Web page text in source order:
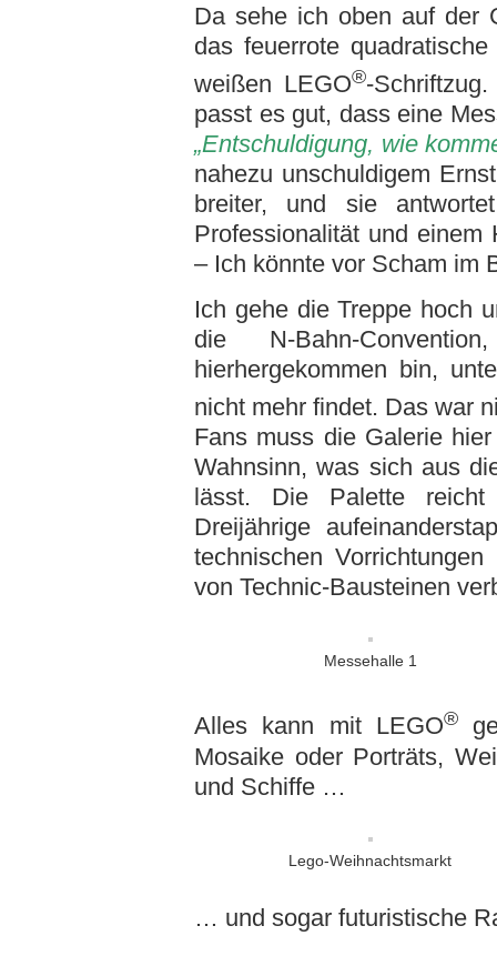
Da sehe ich oben auf der
das feuerrote
weißen LEGO®-
passt es gut, dass eine
„Entschuldigung, wie
nahezu unschuldigem
breiter, und sie
Professionalität und
– Ich könnte vor Scham im
Ich gehe die Treppe hoch
die N-Bahn-
hierhergekommen bin,
nicht mehr findet. Das war
Fans muss die Galerie
Wahnsinn, was sich aus
lässt. Die Palette
Dreijährige
technischen
von Technic-Bausteinen
Messehalle 1
Alles kann mit LEGO®
Mosaike oder Porträts,
und Schiffe …
Lego-Weihnachtsmarkt
… und sogar futuristische